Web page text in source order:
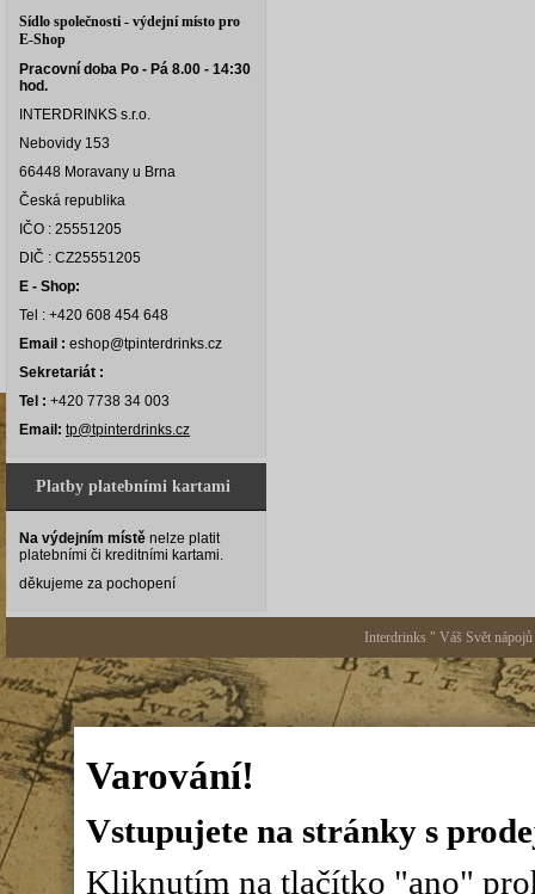
Sídlo společnosti - výdejní místo pro
E-Shop
Pracovní doba Po - Pá 8.00 - 14:30
hod.
INTERDRINKS s.r.o.
Nebovidy 153
66448 Moravany u Brna
Česká republika
IČO : 25551205
DIČ : CZ25551205
E - Shop:
Tel : +420 608 454 648
Email : eshop@tpinterdrinks.cz
Sekretariát :
Tel : +420 7738 34 003
Email: tp@tpinterdrinks.cz
Platby platebními kartami
Na výdejním místě nelze platit
platebními či kreditními kartami.
děkujeme za pochopení
Interdrinks " Váš Svět
Varování!
Vstupujete na stránky s
Kliknutím na tlačítko "ano"